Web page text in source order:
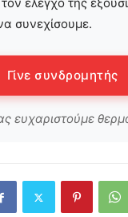
συνεχίσουμε.
Γίνε συνδρομητής
ευχαριστούμε